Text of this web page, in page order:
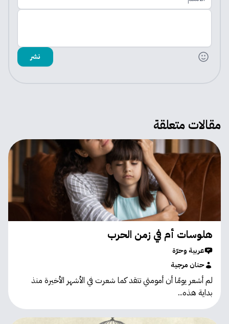
اضف تعليقك
نشر
مقالات متعلقة
هلوسات أم في زمن الحرب
عربية وحرّة
حنان مرجية
لم أشعر يومًا أن أمومتي تتقد كما شعرت في الأشهر الأخيرة منذ
بداية هذه...